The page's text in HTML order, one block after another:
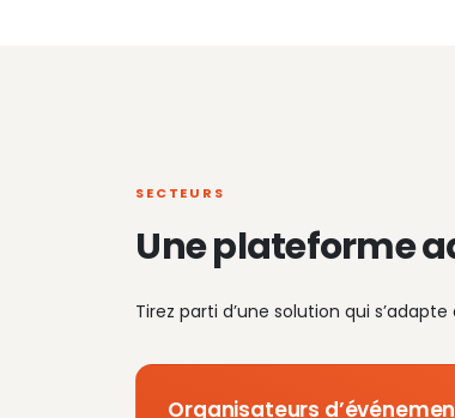
SECTEURS
Une plateforme
Tirez parti d’une solution qui
Organisateurs